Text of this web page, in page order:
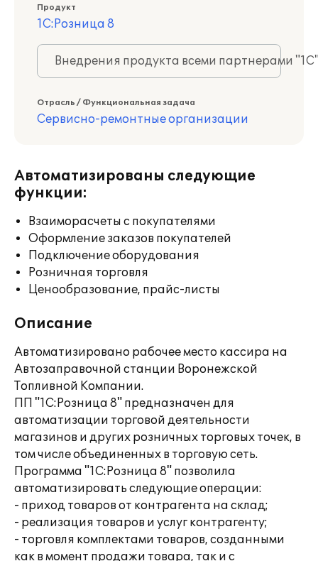
Продукт
1С:Розница 8
Внедрения продукта всеми партнерами
Отрасль / Функциональная задача
Сервисно-ремонтные организации
Автоматизированы следующие
функции:
Взаиморасчеты с покупателями
Оформление заказов покупателей
Подключение оборудования
Розничная торговля
Ценообразование, прайс-листы
Описание
Автоматизировано рабочее место кассира на
Автозаправочной станции Воронежской
Топливной Компании.
ПП "1С:Розница 8" предназначен для
автоматизации торговой деятельности
магазинов и других розничных торговых точек, в
том числе объединенных в торговую сеть.
Программа "1С:Розница 8" позволила
автоматизировать следующие операции:
- приход товаров от контрагента на склад;
- реализация товаров и услуг контрагенту;
- торговля комплектами товаров, созданными
как в момент продажи товара, так и с